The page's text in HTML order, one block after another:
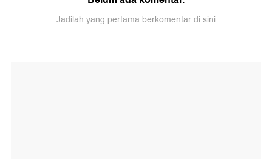
Jadilah yang pertama berkomentar di sini